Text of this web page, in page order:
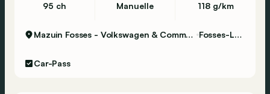
95 ch Manuelle 118 g/km
Mazuin Fosses - Volkswagen & Commercial Vehicles Fosses-La-Ville
Car-Pass